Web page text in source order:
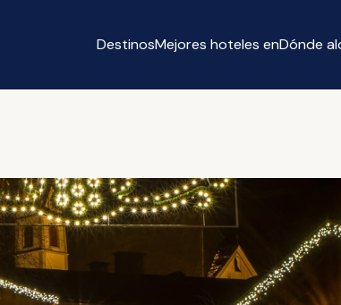
DestinosMejores hoteles enDónde